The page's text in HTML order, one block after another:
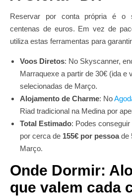
Reservar por conta própria é o
centenas de euros. Em vez de
utiliza estas ferramentas para
Voos Diretos: No Skyscanner,
Marraquexe a partir de 30€ (ida e
selecionadas de Março.
Alojamento de Charme: No
Riad tradicional na Medina por
Total Estimado: Podes
por cerca de 155€ por pessoade
Março.
Onde Dormir:
que valem cada